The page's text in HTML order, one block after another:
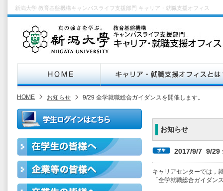
新潟大学 教育基盤機構キャンパスライフ支援部門 キャリア・就職支援オフィス
HOME お知らせ 9/29 全学就職総合ガイダンスを開催します。
お知らせ
2017/9/7 9/29
キャリアセンターでは，
「全学就職総合ガイダン